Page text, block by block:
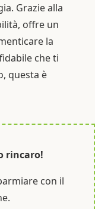
Grazie alla
offre un
la
che ti
questa è
rincaro!
con il